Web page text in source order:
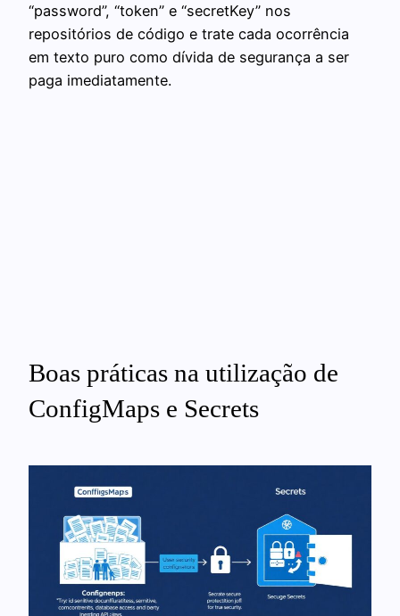
“password”, “token” e “secretKey” nos
repositórios de código e trate cada ocorrência
em texto puro como dívida de segurança a ser
paga imediatamente.
Boas práticas na utilização de
ConfigMaps e Secrets